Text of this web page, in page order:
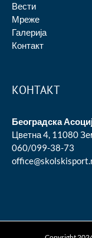
Вести
Мреже
Галерија
Контакт
КОНТАКТ
Београдска
Цветна 4, 11080
060/099-38-73